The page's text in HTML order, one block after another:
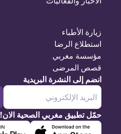
زيارة الأطباء
استطلاع الرضا
مؤسسة مغربي
قصص المرضى
انضم إلى النشرة البريدية
حمّل تطبيق مغربي الصحية الان!